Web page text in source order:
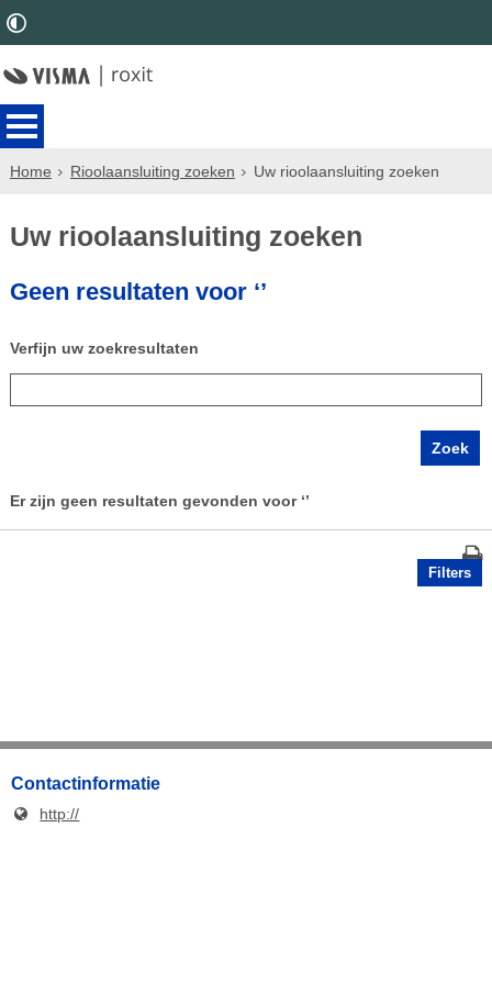
Home Rioolaansluiting zoeken Uw rioolaansluiting zoeken
Uw rioolaansluiting zoeken
Geen resultaten voor ‘’
Verfijn uw zoekresultaten
Er zijn geen resultaten gevonden voor ‘’
Filters
Contactinformatie
http://